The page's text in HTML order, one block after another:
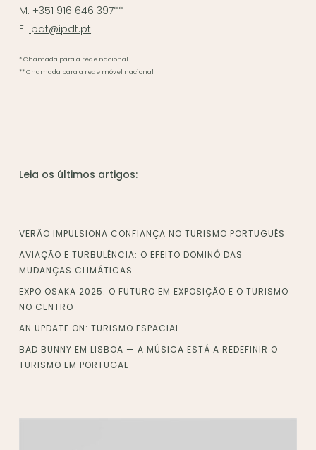
M. +351 916 646 397**
E. ipdt@ipdt.pt
* Chamada para a rede nacional
** Chamada para a rede móvel nacional
Leia os últimos artigos:
VERÃO IMPULSIONA CONFIANÇA NO TURISMO PORTUGUÊS
AVIAÇÃO E TURBULÊNCIA: O EFEITO DOMINÓ DAS
MUDANÇAS CLIMÁTICAS
EXPO OSAKA 2025: O FUTURO EM EXPOSIÇÃO E O TURISMO
NO CENTRO
AN UPDATE ON: TURISMO ESPACIAL
BAD BUNNY EM LISBOA — A MÚSICA ESTÁ A REDEFINIR O
TURISMO EM PORTUGAL